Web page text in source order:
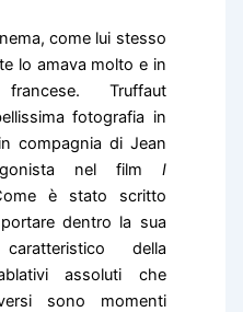
come lui stesso
lo amava molto e in
Truffaut
fotografia in
compagnia di Jean
nel film I
è stato scritto
dentro la sua
della
assoluti che
sono momenti